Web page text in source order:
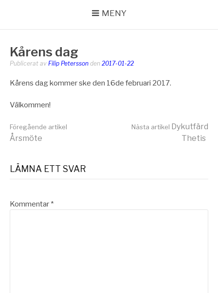
MENY
Kårens dag
Publicerat av Filip Petersson den 2017-01-22
Kårens dag kommer ske den 16de februari 2017.
Välkommen!
Fortsätt
läsa
Föregående artikel
Årsmöte
Nästa artikel Dykutfärd
Thetis
LÄMNA ETT SVAR
Kommentar *